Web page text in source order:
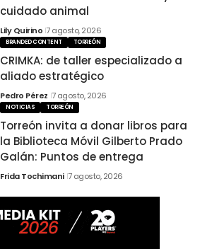
cuidado animal
Lily Quirino 7 agosto, 2026
BRANDED CONTENT TORREÓN
CRIMKA: de taller especializado a
aliado estratégico
Pedro Pérez 7 agosto, 2026
NOTICIAS TORREÓN
Torreón invita a donar libros para
la Biblioteca Móvil Gilberto Prado
Galán: Puntos de entrega
Frida Tochimani 7 agosto, 2026